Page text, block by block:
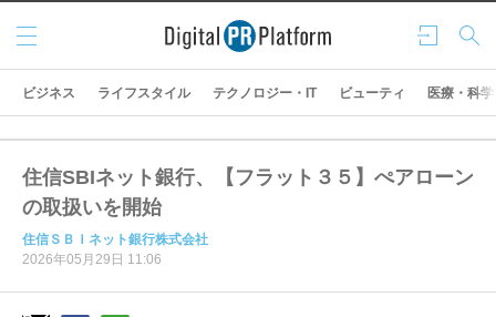
ログ
イン
検索
メニ
ュー
ビジネス ライフスタイル テクノロジー・IT ビューティ 医療・科学
住信SBIネット銀行、【フラット３５】ぺアローン
の取扱いを開始
住信ＳＢＩネット銀行株式会社
2026年05月29日 11:06